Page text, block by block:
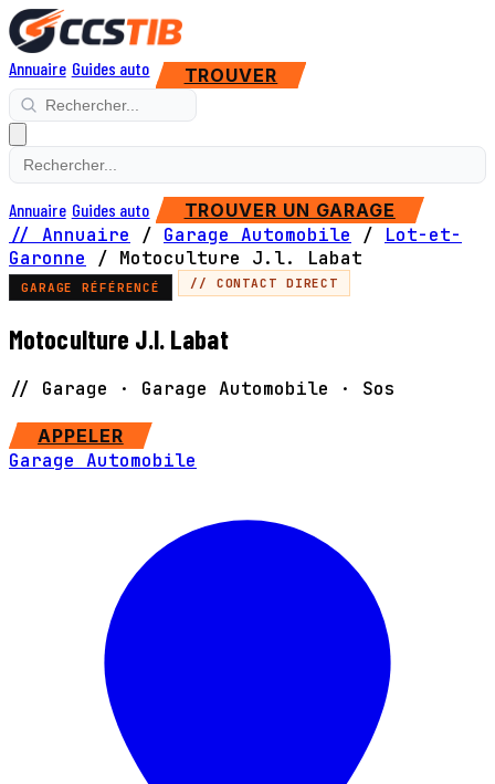
Annuaire Guides auto TROUVER
Annuaire Guides auto TROUVER UN GARAGE
// Annuaire / Garage Automobile /
Lot-et-
Garonne
/ Motoculture J.l. Labat
GARAGE RÉFÉRENCÉ // CONTACT DIRECT
Motoculture J.l. Labat
// Garage · Garage Automobile · Sos
APPELER
Garage Automobile